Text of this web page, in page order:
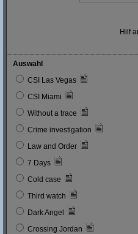
Hilf
Auswahl
CSI Las Vegas
CSI Miami
Without a trace
Crime investigation
Law and Order
7 Days
Cold case
Third watch
Dark Angel
Crossing Jordan